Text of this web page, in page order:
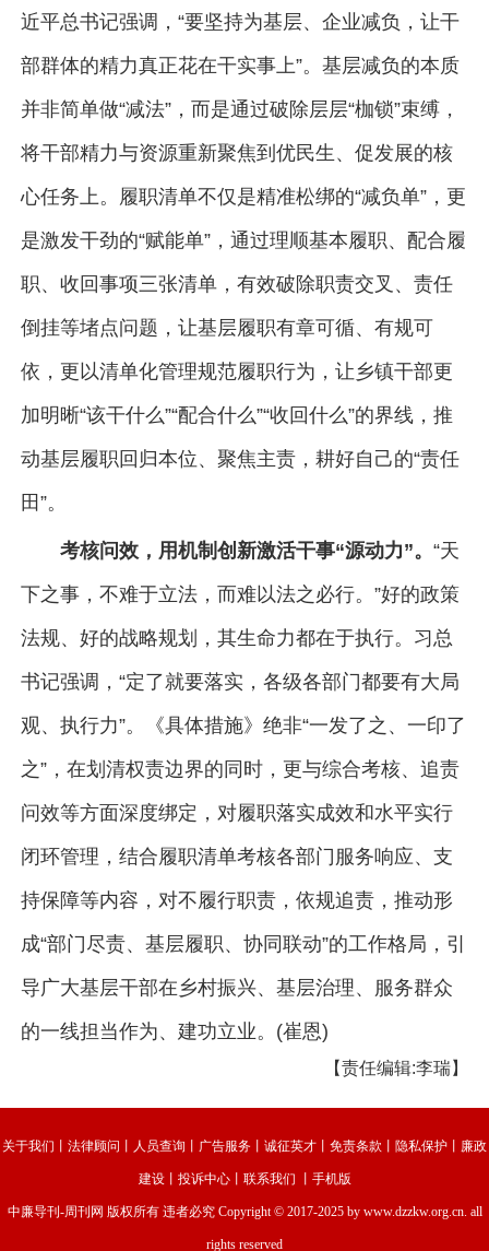
近平总书记强调，“要坚持为基层、企业减负，让干
部群体的精力真正花在干实事上”。基层减负的本质
并非简单做“减法”，而是通过破除层层“枷锁”束缚，
将干部精力与资源重新聚焦到优民生、促发展的核
心任务上。履职清单不仅是精准松绑的“减负单”，更
是激发干劲的“赋能单”，通过理顺基本履职、配合履
职、收回事项三张清单，有效破除职责交叉、责任
倒挂等堵点问题，让基层履职有章可循、有规可
依，更以清单化管理规范履职行为，让乡镇干部更
加明晰“该干什么”“配合什么”“收回什么”的界线，推
动基层履职回归本位、聚焦主责，耕好自己的“责任
田”。
考核问效，用机制创新激活干事“源动力”。 “天
下之事，不难于立法，而难以法之必行。”好的政策
法规、好的战略规划，其生命力都在于执行。习总
书记强调，“定了就要落实，各级各部门都要有大局
观、执行力”。《具体措施》绝非“一发了之、一印了
之”，在划清权责边界的同时，更与综合考核、追责
问效等方面深度绑定，对履职落实成效和水平实行
闭环管理，结合履职清单考核各部门服务响应、支
持保障等内容，对不履行职责，依规追责，推动形
成“部门尽责、基层履职、协同联动”的工作格局，引
导广大基层干部在乡村振兴、基层治理、服务群众
的一线担当作为、建功立业。(崔恩)
【责任编辑:李瑞】
关于我们 法律顾问 人员查询 广告服务 诚征英才 免责条款 隐私保护 廉政
建设丨 投诉中心丨 联系我们 手机版
中廉导刊-周刊网 版权所有 违者必究 Copyright © 2017-2025 by www.dzzkw.org.cn. all
rights reserved